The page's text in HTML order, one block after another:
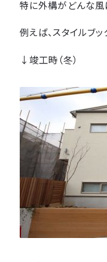
特に外構がどんな風
例えば、スタイルブ
↓竣工時（冬）